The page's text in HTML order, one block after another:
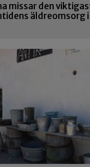
missar den
äldreomsorg